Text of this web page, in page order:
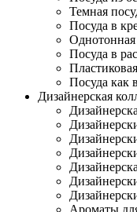
Темная
Посуда в
Однотонная
Посуда в
Посуда
Дизайнерская
Ароматы